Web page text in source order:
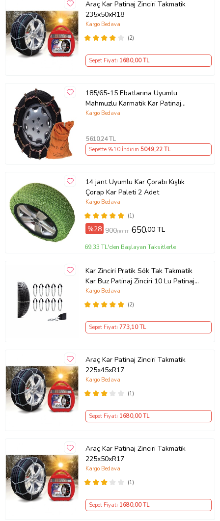
Araç Kar Patinaj Zinciri Takmatik
235x50xR18
(2)
Kargo Bedava
Sepet Fiyatı 1680,00 TL
185/65-15 Ebatlarına Uyumlu
Mahmuzlu Karmatik Kar Patinaj
Zinciri Space (Gri)
Kargo Bedava
5610,24 TL
Sepette %10 İndirim 5049,22 TL
14 jant Uyumlu Kar Çorabı Kışlık
Çorap Kar Paleti 2 Adet
(1)
Kargo Bedava
%28 900,00 TL 650,00 TL
69,33 TL'den Başlayan Taksitlerle
Kar Zinciri Pratik Sök Tak Takmatik
Kar Buz Patinaj Zinciri 10 Lu Patinaj
Zinciri
(2)
Kargo Bedava
Sepet Fiyatı 773,10 TL
Araç Kar Patinaj Zinciri Takmatik
225x45xR17
(1)
Kargo Bedava
Sepet Fiyatı 1680,00 TL
Araç Kar Patinaj Zinciri Takmatik
225x50xR17
(1)
Kargo Bedava
Sepet Fiyatı 1680,00 TL